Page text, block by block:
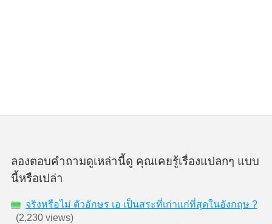
ลองตอบคำถามดูเหล่านี้ดู คุณเคยรู้เรื่องแปลกๆ แบบ
นี้หรือเปล่า
จริงหรือไม่ ตัวอักษร เอ เป็นสระที่เก่าแก่ที่สุดในอังกฤษ ?
(2,230 views)